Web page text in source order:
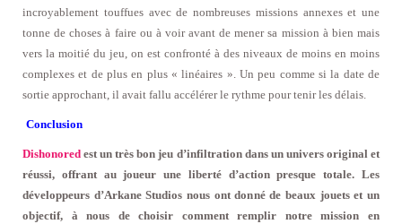
incroyablement touffues avec de nombreuses missions annexes et une
tonne de choses à faire ou à voir avant de mener sa mission à bien mais
vers la moitié du jeu, on est confronté à des niveaux de moins en moins
complexes et de plus en plus « linéaires ». Un peu comme si la date de
sortie approchant, il avait fallu accélérer le rythme pour tenir les délais.
Conclusion
Dishonored est un très bon jeu d’infiltration dans un univers original et
réussi, offrant au joueur une liberté d’action presque totale. Les
développeurs d’Arkane Studios nous ont donné de beaux jouets et un
objectif, à nous de choisir comment remplir notre mission en